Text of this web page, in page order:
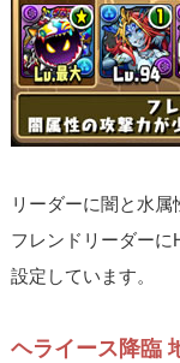
リーダーに闇と水属
フレンドリーダーに
設定しています。
ヘライース降臨